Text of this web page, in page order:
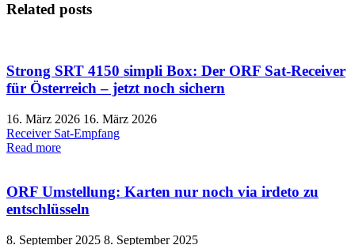
Related posts
Strong SRT 4150 simpli Box: Der ORF Sat-Receiver
für Österreich – jetzt noch sichern
16. März 2026 16. März 2026
Receiver Sat-Empfang
Read more
ORF Umstellung: Karten nur noch via irdeto zu
entschlüsseln
8. September 2025 8. September 2025